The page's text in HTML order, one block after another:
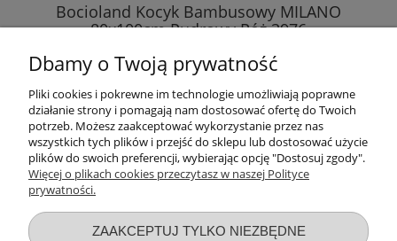
Bocioland Kocyk Bambusowy MILANO
80x100cm Pudrowy Róż 3976
106,89 zł
DO KOSZYKA
Dbamy o Twoją prywatność
Pliki cookies i pokrewne im technologie umożliwiają poprawne
działanie strony i pomagają nam dostosować ofertę do Twoich
potrzeb. Możesz zaakceptować wykorzystanie przez nas
wszystkich tych plików i przejść do sklepu lub dostosować użycie
plików do swoich preferencji, wybierając opcję "Dostosuj zgody".
Więcej o plikach cookies przeczytasz w naszej Polityce
prywatności.
ZAAKCEPTUJ TYLKO NIEZBĘDNE